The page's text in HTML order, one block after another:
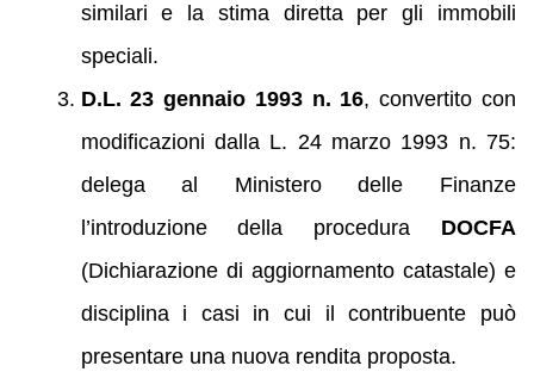
similari e la stima diretta per gli immobili
speciali.
D.L. 23 gennaio 1993 n. 16, convertito con
modificazioni dalla L. 24 marzo 1993 n. 75:
delega al Ministero delle Finanze
l’introduzione della procedura DOCFA
(Dichiarazione di aggiornamento catastale) e
disciplina i casi in cui il contribuente può
presentare una nuova rendita proposta.